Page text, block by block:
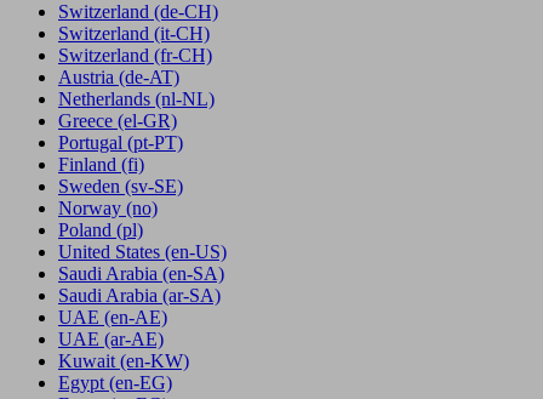
Switzerland (de-CH)
Switzerland (it-CH)
Switzerland (fr-CH)
Austria (de-AT)
Netherlands (nl-NL)
Greece (el-GR)
Portugal (pt-PT)
Finland (fi)
Sweden (sv-SE)
Norway (no)
Poland (pl)
United States (en-US)
Saudi Arabia (en-SA)
Saudi Arabia (ar-SA)
UAE (en-AE)
UAE (ar-AE)
Kuwait (en-KW)
Egypt (en-EG)